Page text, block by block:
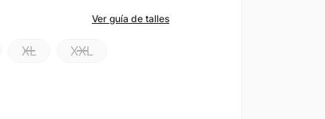
XL XXL
Ver guía de talles